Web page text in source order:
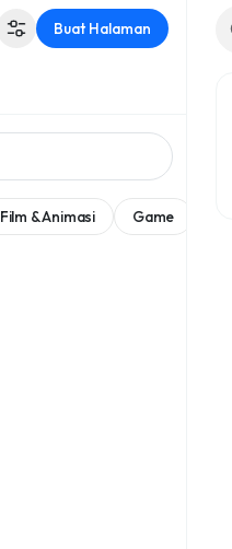
Buat Halaman
Film & Animasi Game